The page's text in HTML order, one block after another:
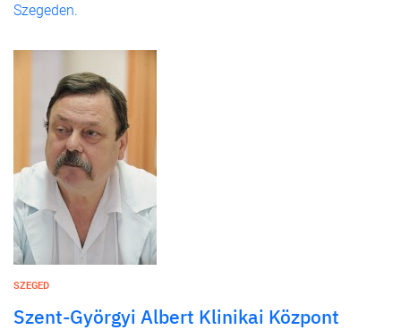
Szegeden.
SZEGED
Szent-Györgyi Albert Klinikai Központ